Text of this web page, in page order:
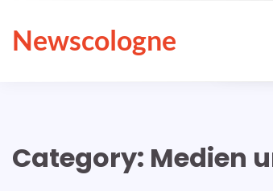
content
Newscologne
Category: Medien